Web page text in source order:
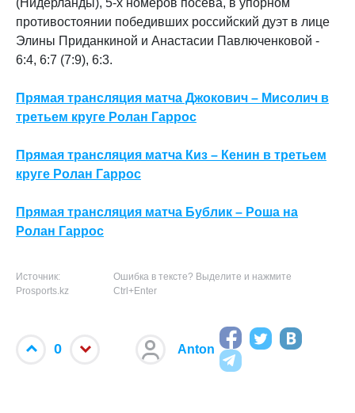
(Нидерланды), 5-х номеров посева, в упорном
противостоянии победивших российский дуэт в лице
Элины Приданкиной и Анастасии Павлюченковой -
6:4, 6:7 (7:9), 6:3.
Прямая трансляция матча Джокович – Мисолич в
третьем круге Ролан Гаррос
Прямая трансляция матча Киз – Кенин в третьем
круге Ролан Гаррос
Прямая трансляция матча Бублик – Роша на
Ролан Гаррос
Источник:
Prosports.kz
Ошибка в тексте? Выделите и нажмите
Ctrl+Enter
0 Anton